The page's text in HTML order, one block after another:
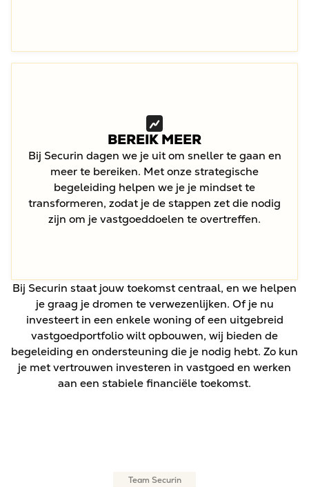
BEREIK MEER
Bij Securin dagen we je uit om sneller te gaan en
meer te bereiken. Met onze strategische
begeleiding helpen we je je mindset te
transformeren, zodat je de stappen zet die nodig
zijn om je vastgoeddoelen te overtreffen.
Bij Securin staat jouw toekomst centraal, en we helpen
je graag je dromen te verwezenlijken. Of je nu
investeert in een enkele woning of een uitgebreid
vastgoedportfolio wilt opbouwen, wij bieden de
begeleiding en ondersteuning die je nodig hebt. Zo kun
je met vertrouwen investeren in vastgoed en werken
aan een stabiele financiële toekomst.
Team Securin